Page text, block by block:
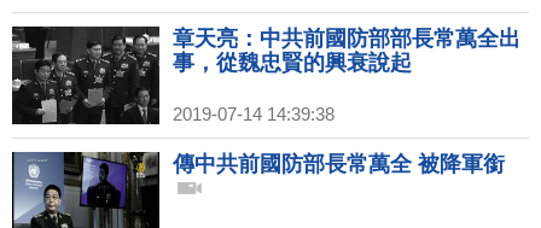
章天亮：中共前國防部部長常萬全出
事，從魏忠賢的興衰說起
2019-07-14 14:39:38
傳中共前國防部長常萬全 被降軍銜